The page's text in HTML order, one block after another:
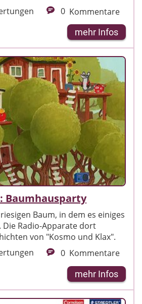
0 Kommentare
mehr Infos
Baumhausparty
Baum, in dem es einiges
Die Radio-Apparate dort
von "Kosmo und Klax".
0 Kommentare
mehr Infos